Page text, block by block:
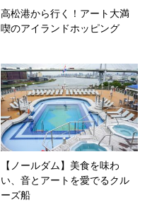
高松港から行く！アート大満
喫のアイランドホッピング
【ノールダム】美食を味わ
い、音とアートを愛でるクル
ーズ船